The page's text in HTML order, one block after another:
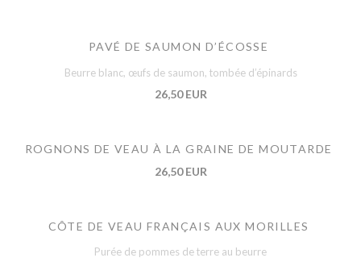
PAVÉ DE SAUMON D’ÉCOSSE
Beurre blanc, œufs de saumon, tombée d’épinards
26,50 EUR
ROGNONS DE VEAU À LA GRAINE DE MOUTARDE
26,50 EUR
CÔTE DE VEAU FRANÇAIS AUX MORILLES
Purée de pommes de terre au beurre